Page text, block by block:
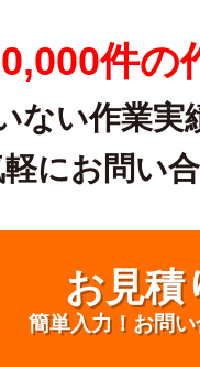
件の
ない作業実
にお問い
お見積
簡単入力！お問